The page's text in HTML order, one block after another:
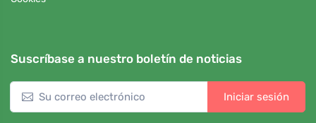
Suscríbase a nuestro boletín de noticias
Iniciar sesión